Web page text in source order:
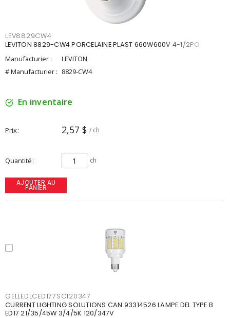
LEV8829CW4
LEVITON 8829-CW4 PORCELAINE PLAST 660W600V 4-1/2PO
Manufacturier :
LEVITON
# Manufacturier : 8829-CW4
En inventaire
Prix 2,57 $ / ch
Quantité ch
AJOUTER AU
PANIER
GELLEDLCED177SC120347
CURRENT LIGHTING SOLUTIONS CAN 93314526 LAMPE DEL TYPE B
ED17 21/35/45W 3/4/5K 120/347V